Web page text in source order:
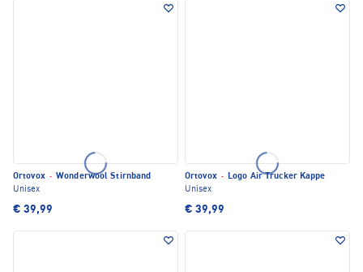
Ortovox · Wonderwool Stirnband
Unisex
€ 39,99
Ortovox · Logo Air Trucker Kappe
Unisex
€ 39,99